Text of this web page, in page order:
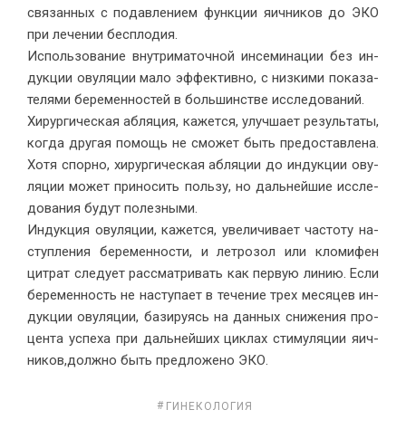
свя­зан­ных с по­дав­ле­ни­ем функ­ции яич­ни­ков до ЭКО
при ле­че­нии бес­плодия.
Ис­поль­зо­ва­ние внут­ри­ма­точ­ной ин­се­ми­на­ции без ин­
дук­ции ову­ля­ции ма­ло эф­фек­тив­но, с низ­ки­ми по­ка­за­
те­ля­ми бе­ре­мен­но­стей в боль­шин­стве ис­сле­до­ваний.
Хи­рур­ги­че­ская аб­ля­ция, ка­жет­ся, улуч­ша­ет ре­зуль­та­ты,
ко­гда дру­гая по­мощь не смо­жет быть предо­став­ле­на.
Хо­тя спор­но, хи­рур­ги­че­ская аб­ля­ции до ин­дук­ции ову­
ля­ции мо­жет при­но­сить поль­зу, но даль­ней­шие ис­сле­
до­ва­ния бу­дут по­лезными.
Ин­дук­ция ову­ля­ции, ка­жет­ся, уве­ли­чи­ва­ет ча­сто­ту на­
ступ­ле­ния бе­ре­мен­но­сти, и ле­тро­зол или кло­ми­фен
цит­рат сле­ду­ет рас­смат­ри­вать как первую ли­нию. Ес­ли
бе­ре­мен­ность не на­сту­па­ет в те­че­ние трех ме­ся­цев ин­
дук­ции ову­ля­ции, ба­зи­ру­ясь на дан­ных сни­же­ния про­
цен­та успе­ха при даль­ней­ших цик­лах сти­му­ля­ции яич­
ни­ков,долж­но быть пред­ложено ЭКО.
ГИНЕКОЛОГИЯ